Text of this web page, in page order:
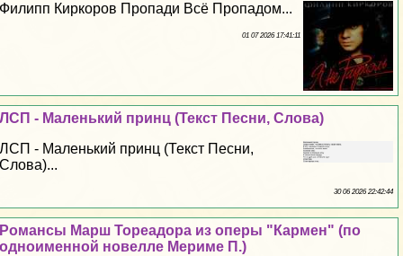
Филипп Киркоров Пропади Всё Пропадом...
01 07 2026 17:41:11
ЛСП - Маленький принц (Текст Песни, Слова)
ЛСП - Маленький принц (Текст Песни,
Слова)...
30 06 2026 22:42:44
Романсы Марш Тореадора из оперы "Кармен" (по
одноименной новелле Мериме П.)